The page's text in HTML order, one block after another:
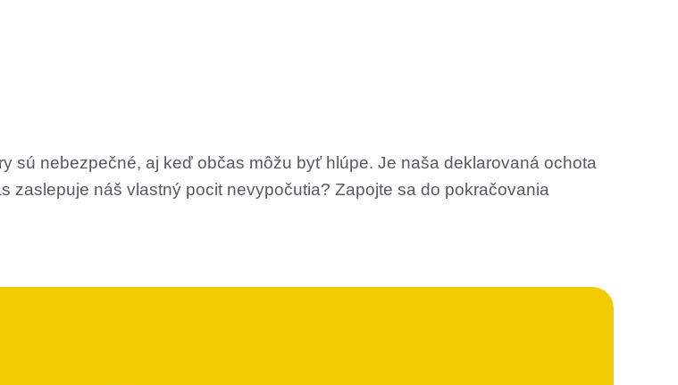
sú nebezpečné, aj keď občas môžu byť hlúpe. Je naša deklarovaná ochota
zaslepuje náš vlastný pocit nevypočutia? Zapojte sa do pokračovania